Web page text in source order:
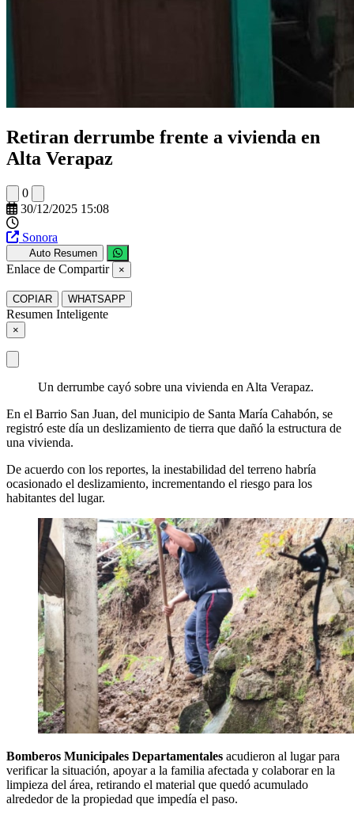
Retiran derrumbe frente a vivienda en
Alta Verapaz
0
30/12/2025 15:08
Sonora
Auto Resumen
Enlace de Compartir ×
COPIAR WHATSAPP
Resumen Inteligente
×
Un derrumbe cayó sobre una vivienda en Alta Verapaz.
En el Barrio San Juan, del municipio de Santa María Cahabón, se
registró este día un deslizamiento de tierra que dañó la estructura de
una vivienda.
De acuerdo con los reportes, la inestabilidad del terreno habría
ocasionado el deslizamiento, incrementando el riesgo para los
habitantes del lugar.
Bomberos Municipales Departamentales acudieron al lugar para
verificar la situación, apoyar a la familia afectada y colaborar en la
limpieza del área, retirando el material que quedó acumulado
alrededor de la propiedad que impedía el paso.